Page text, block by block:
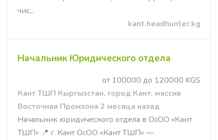
чис...
kant.headhunter.kg
Начальник Юридического отдела
от 100000 до 120000 KGS
Кант ТШП Кыргызстан, город Кант, массив
Восточная Промзона 2 месяца назад
Начальник юридического отдела в ОсОО «Кант
ТШП» 📍 г. Кант ОсОО «Кант ТШП» —